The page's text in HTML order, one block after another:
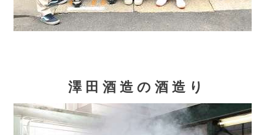
澤田酒造の酒造り